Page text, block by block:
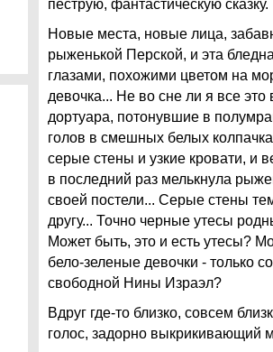
пеструю, фантастическую сказку.
Новые места, новые лица,
рыженькой Перской, и эта
глазами, похожими цветом на
девочка... Не во сне ли я все
дортуара, потонувшие в
голов в смешных белых
серые стены и узкие кровати, и
в последний раз мелькнула
своей постели... Серые стены
другу... Точно черные утесы
Может быть, это и есть утесы?
бело-зеленые девочки - только
свободной Нины Израэл?
Вдруг где-то близко, совсем
голос, задорно выкрикивающий